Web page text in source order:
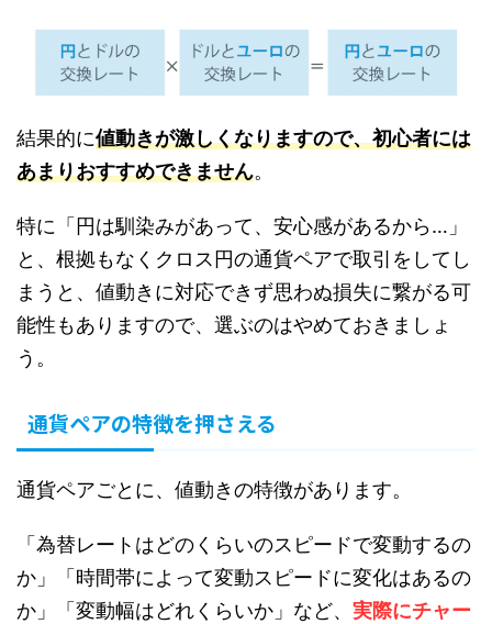
結果的に値動きが激しくなりますので、初心者には
あまりおすすめできません。
特に「円は馴染みがあって、安心感があるから…」
と、根拠もなくクロス円の通貨ペアで取引をしてし
まうと、値動きに対応できず思わぬ損失に繋がる可
能性もありますので、選ぶのはやめておきましょ
う。
通貨ペアの特徴を押さえる
通貨ペアごとに、値動きの特徴があります。
「為替レートはどのくらいのスピードで変動するの
か」「時間帯によって変動スピードに変化はあるの
か」「変動幅はどれくらいか」など、 実際にチャー